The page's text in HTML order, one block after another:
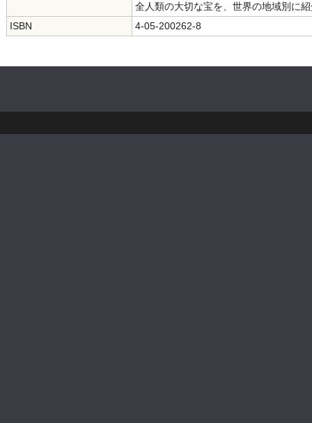
全人類の大切な宝を、世界の地域別に
ISBN
4-05-200262-8